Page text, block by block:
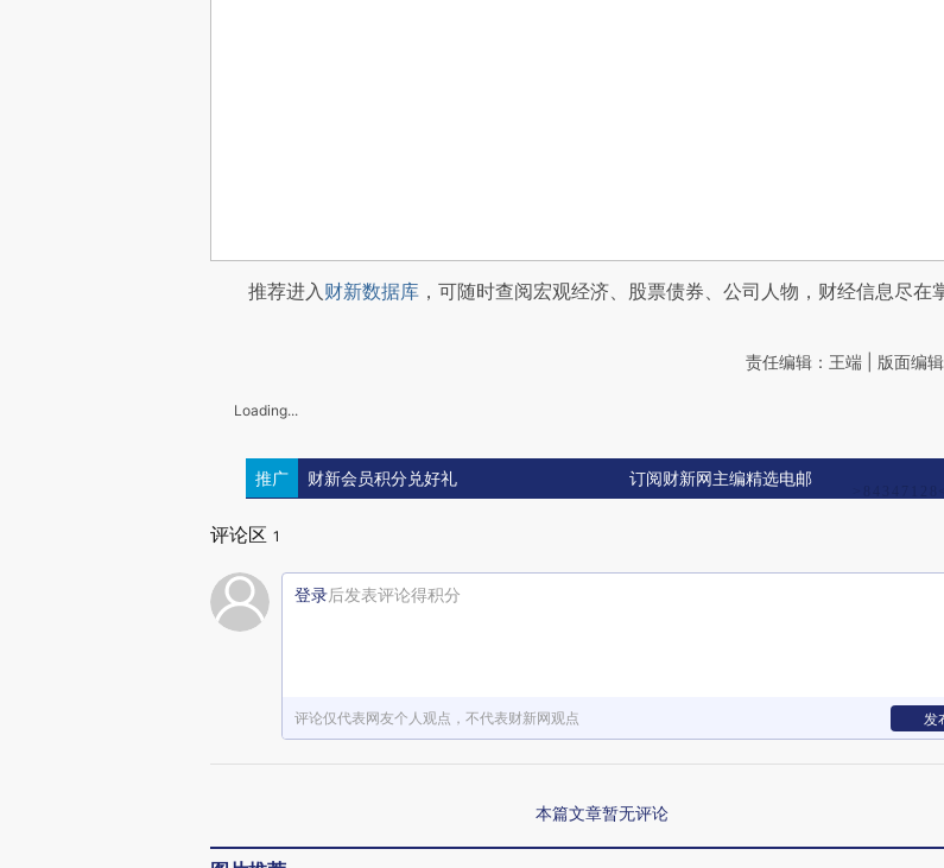
推荐进入财新数据库 ，可随时查阅宏观经济、股票债券、公司人物，财经信息尽在
责任编辑：王端 | 版面编
Loading...
推广 财新会员积分兑好礼 订阅财新网主编精选电邮
评论区 1
登录后发表评论得积分
评论仅代表网友个人观点，不代表财新网观点 发
本篇文章暂无评论